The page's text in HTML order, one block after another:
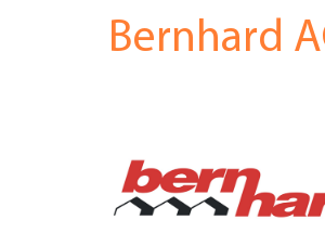
JOBS & CARRIÈRE
are
Bernhard